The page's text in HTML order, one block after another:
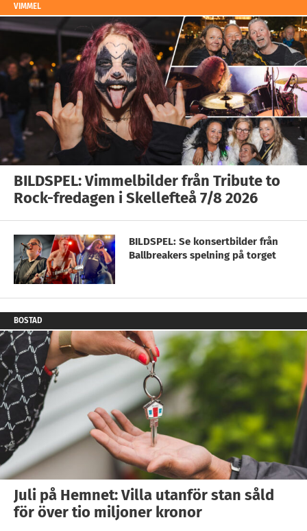
VIMMEL
BILDSPEL: Vimmelbilder från Tribute to
Rock-fredagen i Skellefteå 7/8 2026
BILDSPEL: Se konsertbilder från
Ballbreakers spelning på torget
BOSTAD
Juli på Hemnet: Villa utanför stan såld
för över tio miljoner kronor